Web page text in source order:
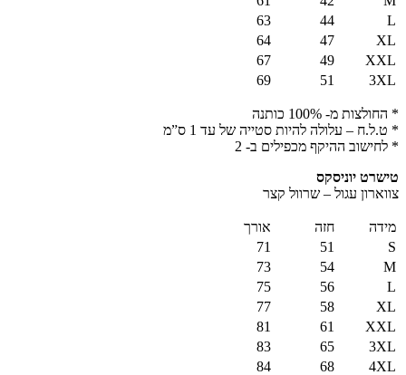
L
44
63
XL
47
64
XXL
49
67
3XL
51
69
* החולצות מ- 100% כותנה
* ט.ל.ח – עלולה להיות סטייה של עד 1 ס”מ
* לחישוב ההיקף מכפילים ב- 2
טישרט יוניסקס
צווארון עגול – שרוול קצר
מידה חזה
אורך
S
51
71
M
54
73
L
56
75
XL
58
77
XXL
61
81
3XL
65
83
4XL
68
84